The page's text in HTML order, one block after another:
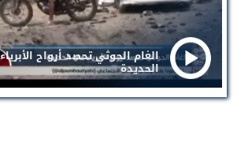
الغام الحوثي تحصد أرواح
الحديدة